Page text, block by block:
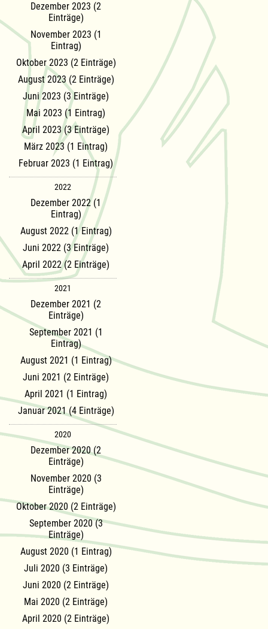
Dezember 2023 (2
Einträge)
November 2023 (1
Eintrag)
Oktober 2023 (2 Einträge)
August 2023 (2 Einträge)
Juni 2023 (3 Einträge)
Mai 2023 (1 Eintrag)
April 2023 (3 Einträge)
März 2023 (1 Eintrag)
Februar 2023 (1 Eintrag)
2022
Dezember 2022 (1
Eintrag)
August 2022 (1 Eintrag)
Juni 2022 (3 Einträge)
April 2022 (2 Einträge)
2021
Dezember 2021 (2
Einträge)
September 2021 (1
Eintrag)
August 2021 (1 Eintrag)
Juni 2021 (2 Einträge)
April 2021 (1 Eintrag)
Januar 2021 (4 Einträge)
2020
Dezember 2020 (2
Einträge)
November 2020 (3
Einträge)
Oktober 2020 (2 Einträge)
September 2020 (3
Einträge)
August 2020 (1 Eintrag)
Juli 2020 (3 Einträge)
Juni 2020 (2 Einträge)
Mai 2020 (2 Einträge)
April 2020 (2 Einträge)